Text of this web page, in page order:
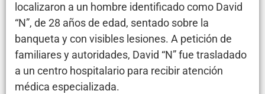
localizaron a un hombre identificado como David
“N”, de 28 años de edad, sentado sobre la
banqueta y con visibles lesiones. A petición de
familiares y autoridades, David “N” fue trasladado
a un centro hospitalario para recibir atención
médica especializada.